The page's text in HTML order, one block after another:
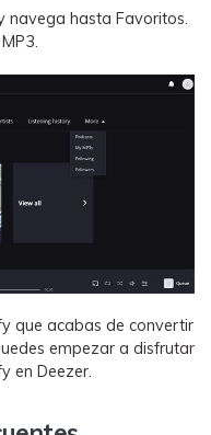
navega hasta Favoritos.
que acabas de convertir
empezar a disfrutar
en Deezer.